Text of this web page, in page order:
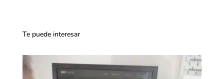
Te puede interesar